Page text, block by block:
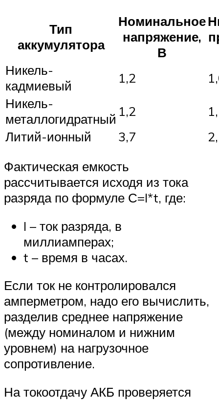
Тип
аккумулятора
Номинальное
напряжение,
В
Никель-
кадмиевый
1,2
Никель-
металлогидратный 1,2
Литий-ионный
3,7
Фактическая емкость
рассчитывается исходя из тока
разряда по формуле С=I*t, где:
I – ток разряда, в
миллиамперах;
t – время в часах.
Если ток не контролировался
амперметром, надо его вычислить,
разделив среднее напряжение
(между номиналом и нижним
уровнем) на нагрузочное
сопротивление.
На токоотдачу АКБ проверяется